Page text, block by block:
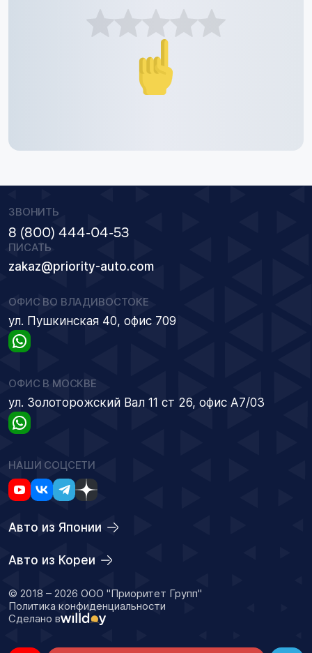
ЗВОНИТЬ
8 (800) 444-04-53
ПИСАТЬ
zakaz@priority-auto.com
ОФИС ВО ВЛАДИВОСТОКЕ
ул. Пушкинская 40, офис 709
ОФИС В МОСКВЕ
ул. Золоторожский Вал 11 ст 26, офис А7/03
НАШИ СОЦСЕТИ
Авто из Японии
Авто из Кореи
© 2018 – 2026 ООО "Приоритет Групп"
Политика конфиденциальности
Сделано в